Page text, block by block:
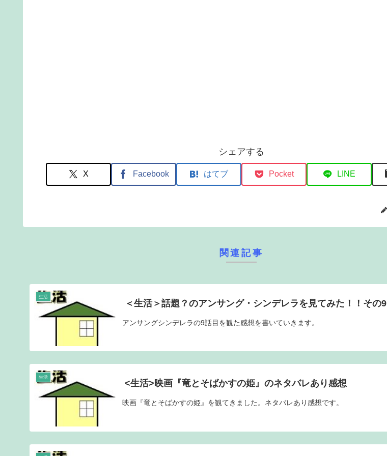
シェアする
X Facebook はてブ Pocket LINE
関連記事
生活
＜生活＞話題？のアンサング・シンデレラを見てみた！！その9
アンサングシンデレラの9話目を観た感想を書いていきます。
生活
<生活>映画『竜とそばかすの姫』のネタバレあり感想
映画『竜とそばかすの姫』を観てきました。ネタバレあり感想です。